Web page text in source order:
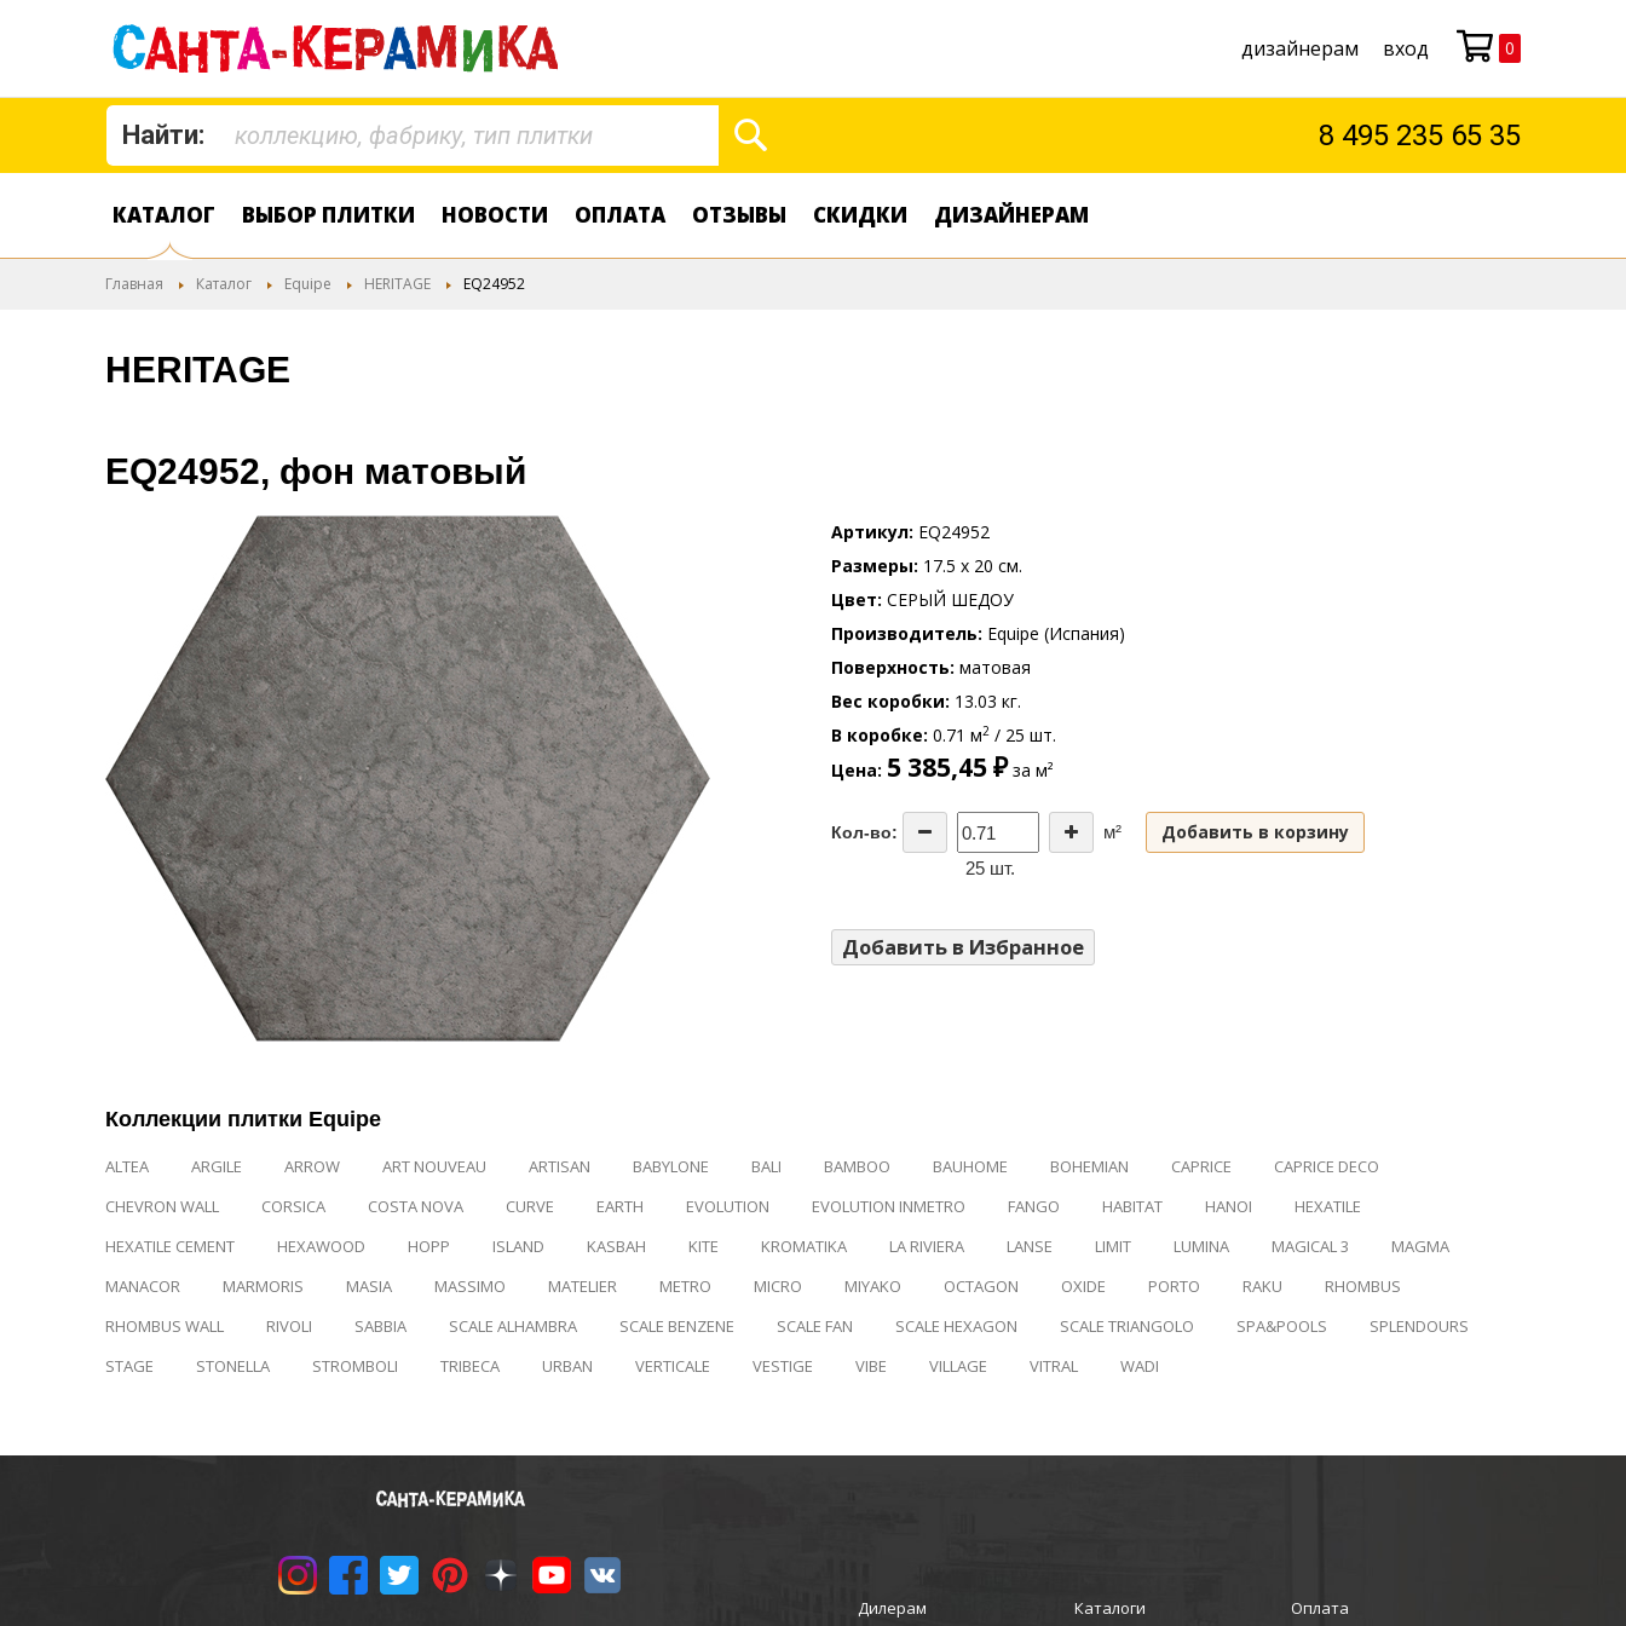
дизайнерам вход Моя корзина
0
Найти: 8 495 235 65 35
КАТАЛОГ ВЫБОР ПЛИТКИ НОВОСТИ ОПЛАТА ОТЗЫВЫ СКИДКИ ДИЗАЙНЕРАМ
Главная Каталог Equipe HERITAGE EQ24952
HERITAGE
EQ24952, фон матовый
Артикул EQ24952
Размеры 17.5 x 20 см.
Цвет СЕРЫЙ ШЕДОУ
Производитель Equipe (Испания)
Поверхность матовая
Вес коробки 13.03 кг.
В коробке 0.71 м2 / 25 шт.
Цена 5 385,45 ₽за м²
Кол-во:
м²
25 шт.
Добавить в корзину
Добавить в Избранное
Коллекции плитки Equipe
ALTEA ARGILE ARROW ART NOUVEAU ARTISAN BABYLONE BALI BAMBOO BAUHOME BOHEMIAN CAPRICE
CAPRICE DECO
CHEVRON WALL
CORSICA COSTA NOVA CURVE EARTH EVOLUTION EVOLUTION INMETRO FANGO HABITAT HANOI
HEXATILE
HEXATILE CEMENT
HEXAWOOD HOPP ISLAND KASBAH KITE KROMATIKA LA RIVIERA LANSE LIMIT LUMINA MAGICAL 3
MAGMA
MANACOR
MARMORIS MASIA MASSIMO MATELIER METRO MICRO MIYAKO OCTAGON OXIDE PORTO RAKU
RHOMBUS
RHOMBUS WALL
RIVOLI SABBIA SCALE ALHAMBRA SCALE BENZENE SCALE FAN SCALE HEXAGON SCALE TRIANGOLO SPA&POOLS
SPLENDOURS
STAGE
STONELLA STROMBOLI TRIBECA URBAN VERTICALE VESTIGE VIBE VILLAGE VITRAL WADI
Дилерам Каталоги Оплата